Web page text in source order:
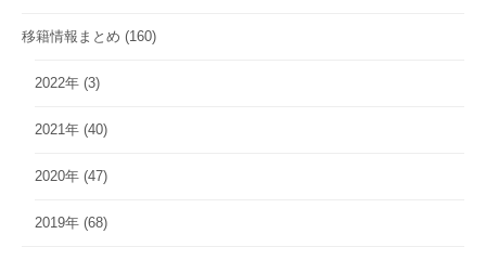
移籍情報まとめ (160)
2022年 (3)
2021年 (40)
2020年 (47)
2019年 (68)